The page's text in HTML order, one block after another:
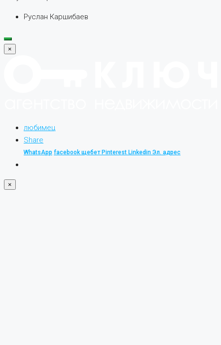
Руслан Каршибаев
×
любимец
Share
WhatsApp facebook щебетPinterest Linkedin Эл. адрес
×